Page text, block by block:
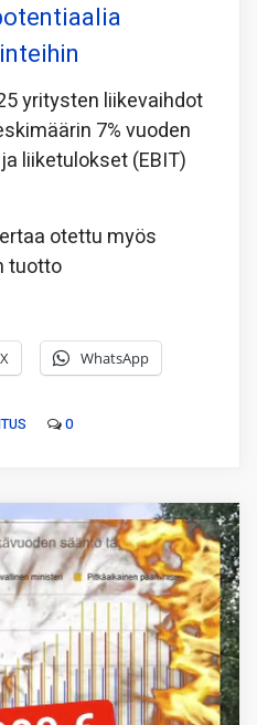
yritysten liikevaihdot
7% vuoden
liiketulokset (EBIT)
otettu myös
tuotto
X WhatsApp
0